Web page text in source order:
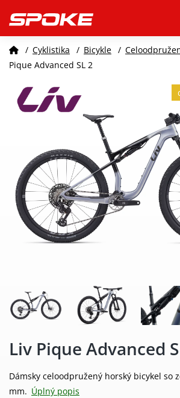
/ Cyklistika / Bicykle /
Pique Advanced SL 2
Liv Pique Advanced
Dámsky celoodpružený horský bicykel so
mm. Úplný popis